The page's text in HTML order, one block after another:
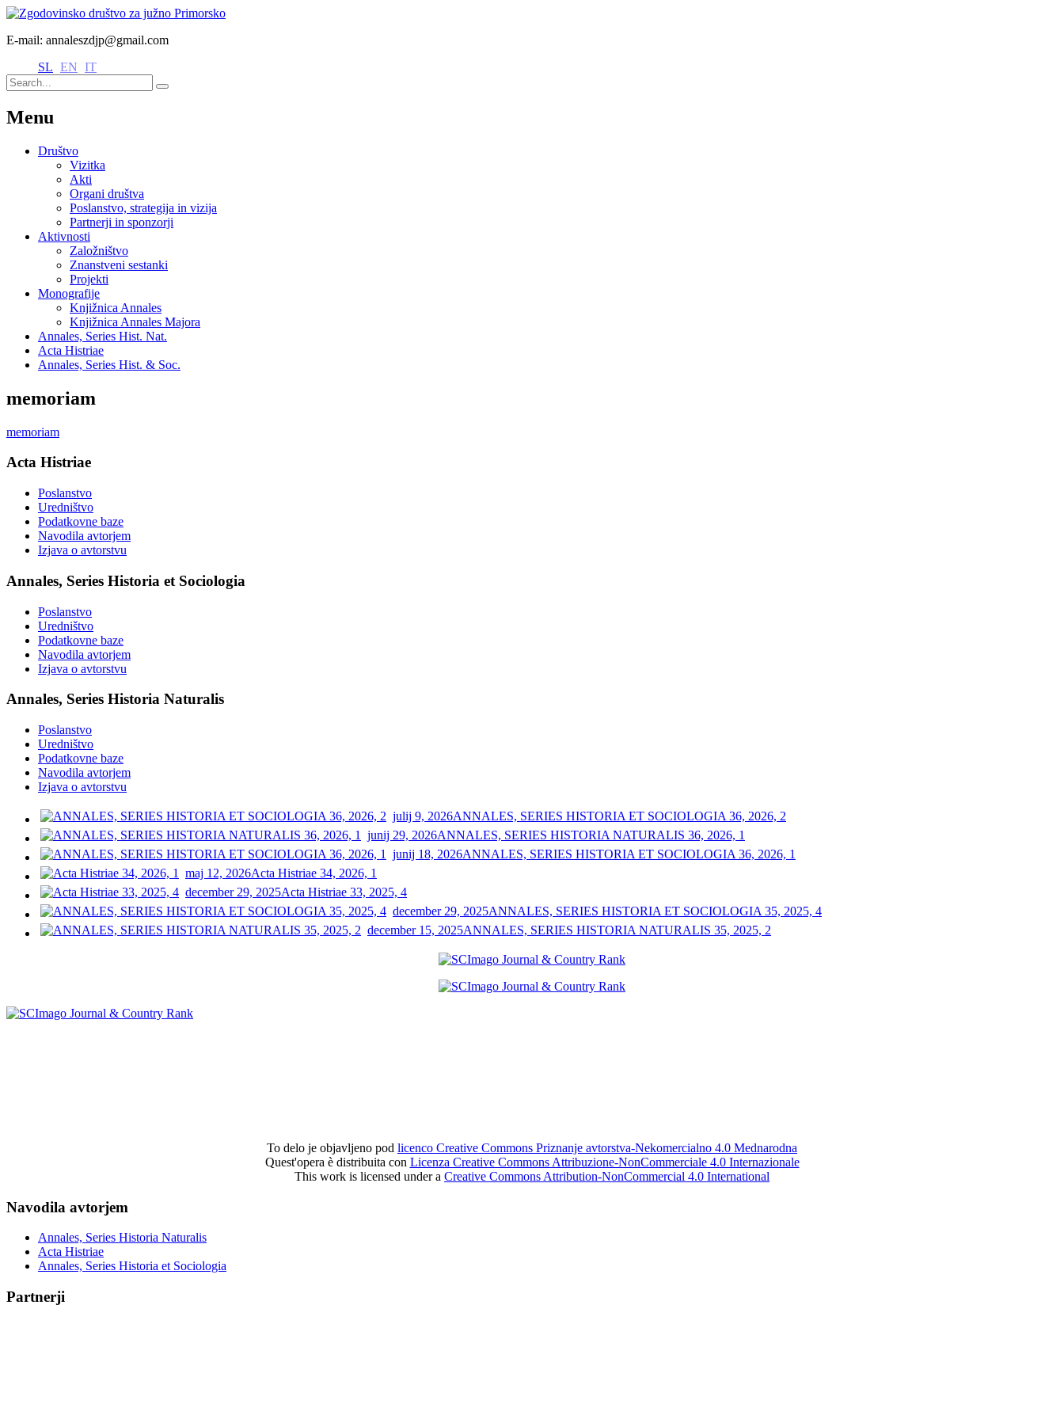
E-mail: annaleszdjp@gmail.com
SL EN IT
Menu
Društvo
Vizitka
Akti
Organi društva
Poslanstvo, strategija in vizija
Partnerji in sponzorji
Aktivnosti
Založništvo
Znanstveni sestanki
Projekti
Monografije
Knjižnica Annales
Knjižnica Annales Majora
Annales, Series Hist. Nat.
Acta Histriae
Annales, Series Hist. & Soc.
memoriam
memoriam
Acta Histriae
Poslanstvo
Uredništvo
Podatkovne baze
Navodila avtorjem
Izjava o avtorstvu
Annales, Series Historia et Sociologia
Poslanstvo
Uredništvo
Podatkovne baze
Navodila avtorjem
Izjava o avtorstvu
Annales, Series Historia Naturalis
Poslanstvo
Uredništvo
Podatkovne baze
Navodila avtorjem
Izjava o avtorstvu
julij 9, 2026ANNALES, SERIES HISTORIA ET SOCIOLOGIA 36, 2026, 2
junij 29, 2026ANNALES, SERIES HISTORIA NATURALIS 36, 2026, 1
junij 18, 2026ANNALES, SERIES HISTORIA ET SOCIOLOGIA 36, 2026, 1
maj 12, 2026Acta Histriae 34, 2026, 1
december 29, 2025Acta Histriae 33, 2025, 4
december 29, 2025ANNALES, SERIES HISTORIA ET SOCIOLOGIA 35, 2025, 4
december 15, 2025ANNALES, SERIES HISTORIA NATURALIS 35, 2025, 2
To delo je objavljeno pod licenco Creative Commons Priznanje avtorstva-Nekomercialno 4.0 Mednarodna
Quest'opera è distribuita con Licenza Creative Commons Attribuzione-NonCommerciale 4.0 Internazionale
This work is licensed under a Creative Commons Attribution-NonCommercial 4.0 International
Navodila avtorjem
Annales, Series Historia Naturalis
Acta Histriae
Annales, Series Historia et Sociologia
Partnerji